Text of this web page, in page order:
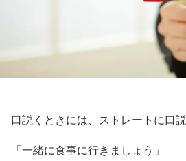
口説くときには、ストレートに口説
「一緒に食事に行きましょう」